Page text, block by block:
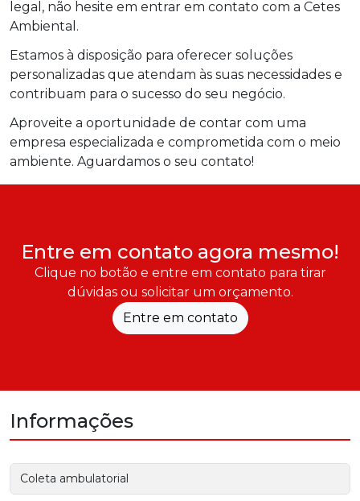
legal, não hesite em entrar em contato com a Cetes
Ambiental.
Estamos à disposição para oferecer soluções
personalizadas que atendam às suas necessidades e
contribuam para o sucesso do seu negócio.
Aproveite a oportunidade de contar com uma
empresa especializada e comprometida com o meio
ambiente. Aguardamos o seu contato!
Entre em contato agora mesmo!
Clique no botão e entre em contato para tirar
dúvidas ou solicitar um orçamento.
Entre em contato
Informações
Coleta ambulatorial